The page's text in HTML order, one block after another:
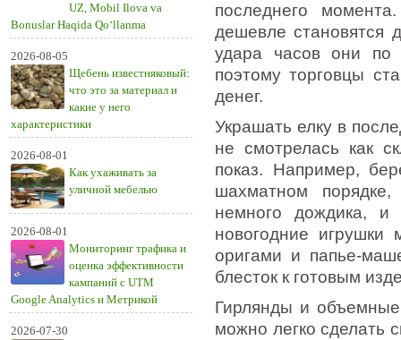
UZ, Mobil Ilova va
Bonuslar Haqida Qo‘llanma
2026-08-05
Щебень известняковый:
что это за материал и
какие у него
характеристики
2026-08-01
Как ухаживать за
уличной мебелью
2026-08-01
Мониторинг трафика и
оценка эффективности
кампаний с UTM
Google Analytics и Метрикой
2026-07-30
последнего
дешевле становятся
удара часов они по
поэтому торговцы
денег.
Украшать елку в
не смотрелась как
показ. Например,
шахматном
немного дождика,
новогодние
оригами и папье-
блесток к готовым
Гирлянды и
можно легко сделать